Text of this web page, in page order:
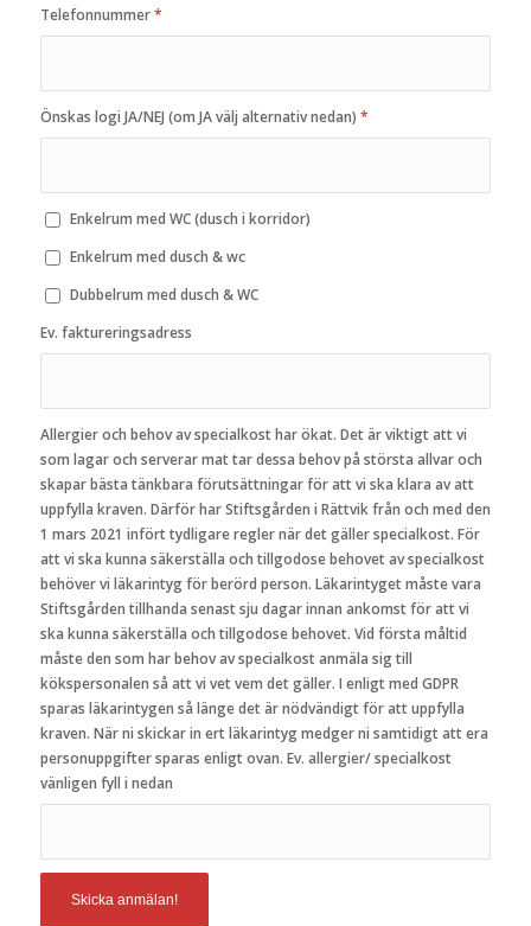
Telefonnummer*
Önskas logi JA/NEJ (om JA välj alternativ nedan) *
Enkelrum med WC (dusch i korridor)
Enkelrum med dusch & wc
Dubbelrum med dusch & WC
Ev. faktureringsadress
Allergier och behov av specialkost har ökat. Det är viktigt att vi
som lagar och serverar mat tar dessa behov på största allvar och
skapar bästa tänkbara förutsättningar för att vi ska klara av att
uppfylla kraven. Därför har Stiftsgården i Rättvik från och med den
1 mars 2021 infört tydligare regler när det gäller specialkost. För
att vi ska kunna säkerställa och tillgodose behovet av specialkost
behöver vi läkarintyg för berörd person. Läkarintyget måste vara
Stiftsgården tillhanda senast sju dagar innan ankomst för att vi
ska kunna säkerställa och tillgodose behovet. Vid första måltid
måste den som har behov av specialkost anmäla sig till
kökspersonalen så att vi vet vem det gäller. I enligt med GDPR
sparas läkarintygen så länge det är nödvändigt för att uppfylla
kraven. När ni skickar in ert läkarintyg medger ni samtidigt att era
personuppgifter sparas enligt ovan. Ev. allergier/ specialkost
vänligen fyll i nedan